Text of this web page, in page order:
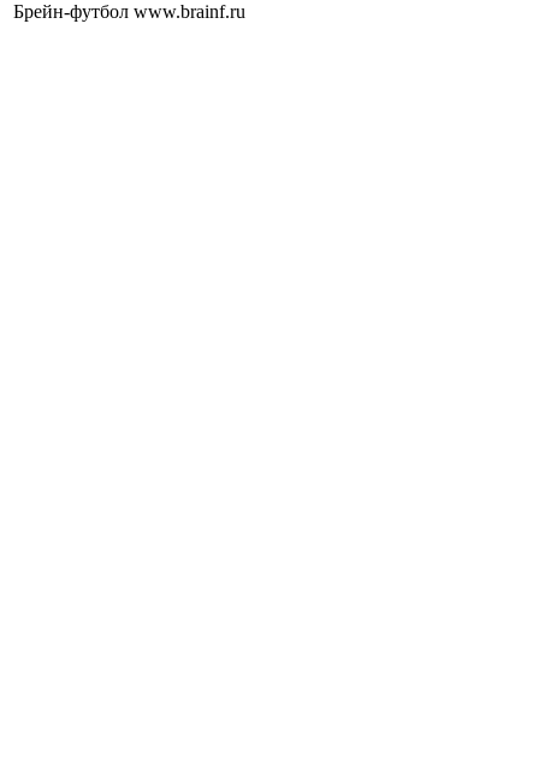
Брейн-футбол www.brainf.ru